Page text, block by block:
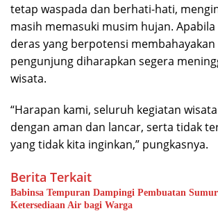
tetap waspada dan berhati-hati,
masih memasuki musim hujan.
deras yang berpotensi membahayakan
pengunjung diharapkan segera
wisata.
“Harapan kami, seluruh kegiatan
dengan aman dan lancar, serta tidak
yang tidak kita inginkan,” pungkasnya.
Berita Terkait
Babinsa Tempuran Dampingi Pembuatan
Ketersediaan Air bagi Warga